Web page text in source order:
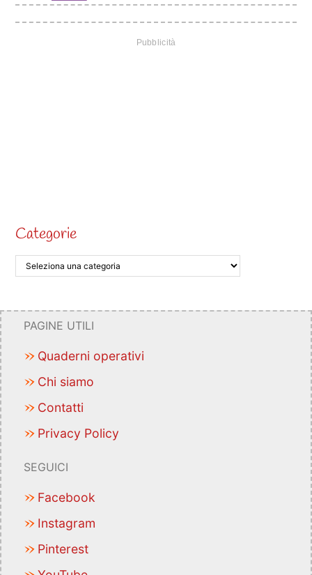
Categorie
PAGINE UTILI
Quaderni operativi
Chi siamo
Contatti
Privacy Policy
SEGUICI
Facebook
Instagram
Pinterest